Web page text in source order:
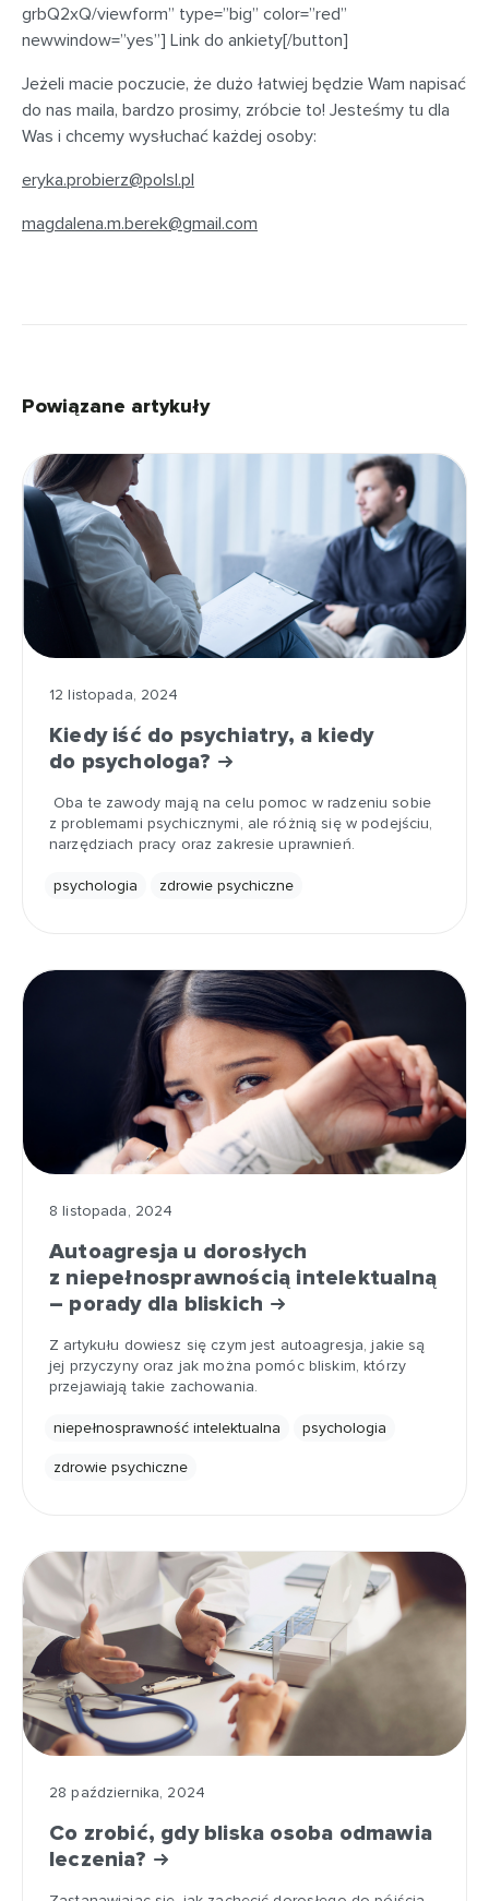
grbQ2xQ/viewform” type=”big” color=”red”
newwindow=”yes”] Link do ankiety[/button]
Jeżeli macie poczucie, że dużo łatwiej będzie Wam napisać
do nas maila, bardzo prosimy, zróbcie to! Jesteśmy tu dla
Was i chcemy wysłuchać każdej osoby:
eryka.probierz@polsl.pl
magdalena.m.berek@gmail.com
Powiązane artykuły
12 listopada, 2024
Kiedy iść do psychiatry, a kiedy
do psychologa?
Oba te zawody mają na celu pomoc w radzeniu sobie
z problemami psychicznymi, ale różnią się w podejściu,
narzędziach pracy oraz zakresie uprawnień.
psychologia zdrowie psychiczne
8 listopada, 2024
Autoagresja u dorosłych
z niepełnosprawnością intelektualną
– porady dla bliskich
Z artykułu dowiesz się czym jest autoagresja, jakie są
jej przyczyny oraz jak można pomóc bliskim, którzy
przejawiają takie zachowania.
niepełnosprawność intelektualna psychologia
zdrowie psychiczne
28 października, 2024
Co zrobić, gdy bliska osoba odmawia
leczenia?